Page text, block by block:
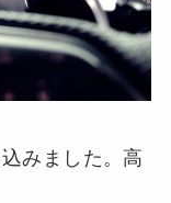
みました。高